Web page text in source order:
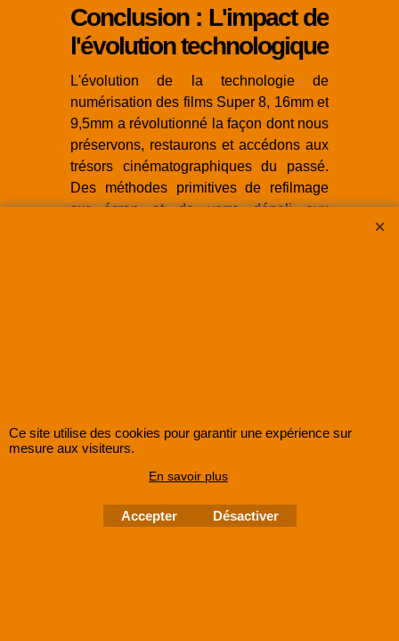
Conclusion : L'impact de
l'évolution technologique
L'évolution de la technologie de
numérisation des films Super 8, 16mm et
9,5mm a révolutionné la façon dont nous
préservons, restaurons et accédons aux
trésors cinématographiques du passé.
Des méthodes primitives de refilmage
sur écran et de verre dépoli aux
Ce site utilise des cookies pour garantir une expérience sur
mesure aux visiteurs.
En savoir plus
Accepter Désactiver